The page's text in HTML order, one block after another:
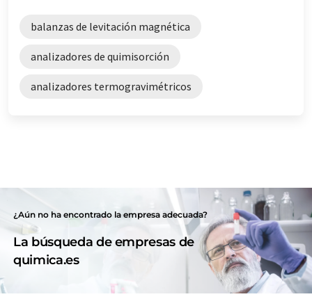
balanzas de levitación magnética
analizadores de quimisorción
analizadores termogravimétricos
¿Aún no ha encontrado la empresa adecuada?
La búsqueda de empresas de
quimica.es